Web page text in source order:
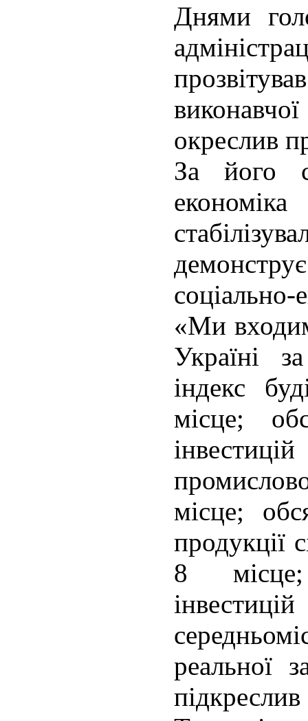
Днями
окреслив
За його
соціально-
«Ми
Україні
індекс
місце;
місце;
продукції
8 місце;
реальної